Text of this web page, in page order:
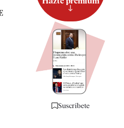
Suscríbete